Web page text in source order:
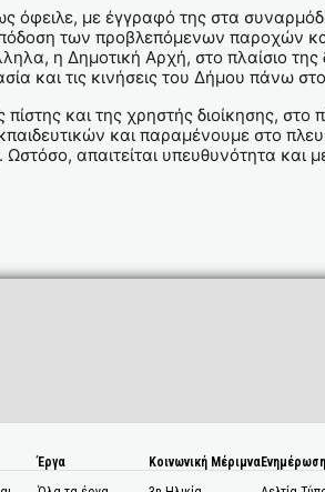
όφειλε, με έγγραφό της στα
των προβλεπόμενων παροχών
η Δημοτική Αρχή, στο πλαίσιο
και τις κινήσεις του Δήμου πάνω
και της χρηστής διοίκησης,
και παραμένουμε στο
απαιτείται υπευθυνότητα
Έργα
Κοινωνική ΜέριμναΕνημέρωση